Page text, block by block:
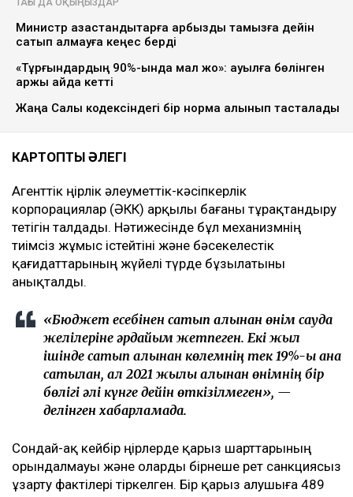
ТАҒЫ ДА ОҚЫҢЫЗДАР
Министр қазақстандықтарға қарбызды тамызға дейін
сатып алмауға кеңес берді
«Тұрғындардың 90%-ында мал жоқ»: ауылға бөлінген
қаржы қайда кетті
Жаңа Салық кодексіндегі бір норма алынып тасталады
КАРТОПТЫҢ ӘЛЕГІ
Агенттік өңірлік әлеуметтік-кәсіпкерлік
корпорациялар (ӘКК) арқылы бағаны тұрақтандыру
тетігін талдады. Нәтижесінде бұл механизмнің
тиімсіз жұмыс істейтіні және бәсекелестік
қағидаттарының жүйелі түрде бұзылатыны
анықталды.
«Бюджет есебінен сатып алынған өнім сауда
желілеріне әрдайым жетпеген. Екі жыл
ішінде сатып алынған көлемнің тек 19%-ы ғана
сатылған, ал 2021 жылы алынған өнімнің бір
бөлігі әлі күнге дейін өткізілмеген», —
делінген хабарламада.
Сондай-ақ кейбір өңірлерде қарыз шарттарының
орындалмауы және оларды бірнеше рет санкциясыз
ұзарту фактілері тіркелген. Бір қарыз алушыға 489